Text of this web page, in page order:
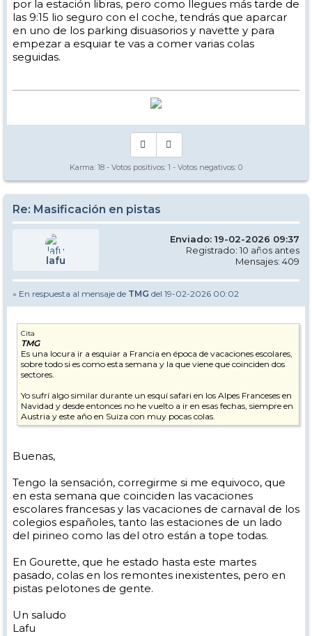
por la estación libras, pero como llegues más tarde de
las 9:15 lio seguro con el coche, tendrás que aparcar
en uno de los parking disuasorios y navette y para
empezar a esquiar te vas a comer varias colas
seguidas.
Karma: 18 - Votos positivos: 1 - Votos negativos: 0
Re: Masificación en pistas
lafu
Enviado: 19-02-2026 09:37
Registrado: 10 años antes
Mensajes: 409
» En respuesta al mensaje de TMG del 19-02-2026 00:02
Cita
TMG
Es una locura ir a esquiar a Francia en época de vacaciones escolares,
sobre todo si es como esta semana y la que viene que coinciden dos
sectores.
Yo sufrí algo similar durante un esquí safari en los Alpes Franceses en
Navidad y desde entonces no he vuelto a ir en esas fechas, siempre en
Austria y este año en Suiza con muy pocas colas.
Buenas,
Tengo la sensación, corregirme si me equivoco, que
en esta semana que coinciden las vacaciones
escolares francesas y las vacaciones de carnaval de los
colegios españoles, tanto las estaciones de un lado
del pirineo como las del otro están a tope todas.
En Gourette, que he estado hasta este martes
pasado, colas en los remontes inexistentes, pero en
pistas pelotones de gente.
Un saludo
Lafu